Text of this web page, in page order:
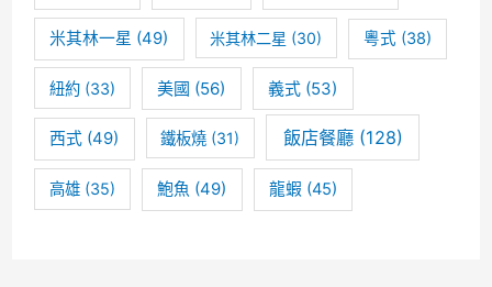
米其林一星 (49) 米其林二星 (30) 粵式 (38)
紐約(33) 美國 (56) 義式 (53)
西式 (49) 鐵板燒 (31) 飯店餐廳(128)
高雄(35) 鮑魚 (49) 龍蝦 (45)